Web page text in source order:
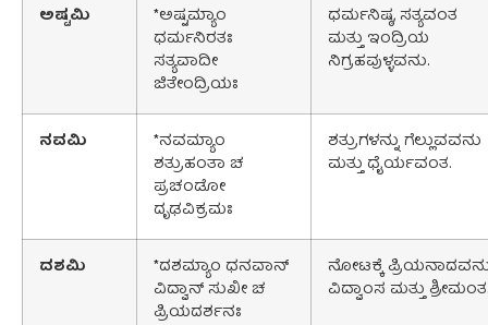
ಅಷ್ಟಮಿ
*ಅಷ್ಟಮ್ಯಾಂ
ಧರ್ಮನಿರತಃ
ಸತ್ಯವಾದೀ
ಜಿತೇಂದ್ರಿಯಃ
ಧರ್ಮನಿಷ್ಠ, ಸತ್ಯವಂತ
ಮತ್ತು ಇಂದ್ರಿಯ
ನಿಗ್ರಹವುಳ್ಳವನು.
ನವಮಿ
*ನವಮ್ಯಾಂ
ಶತ್ರುಹಂತಾ ಚ
ಪ್ರಚಂಡೋ
ದೃಢವಿಕ್ರಮಃ
ಶತ್ರುಗಳನ್ನು ಗೆಲ್ಲುವವನು
ಮತ್ತು ಧೈರ್ಯವಂತ.
ದಶಮಿ
*ದಶಮ್ಯಾಂ ಧನವಾನ್
ವಿದ್ವಾನ್ ಸುಖೀ ಚ
ಪ್ರಿಯದರ್ಶನಃ
ನೋಟಕ್ಕೆ
ವಿದ್ವಾಂಸ ಮತ್ತು